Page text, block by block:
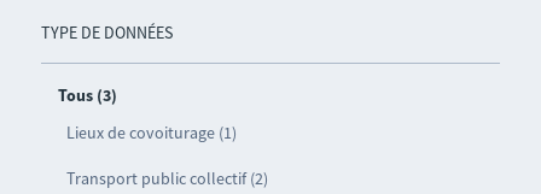
TYPE DE DONNÉES
Tous (3)
Lieux de covoiturage (1)
Transport public collectif (2)